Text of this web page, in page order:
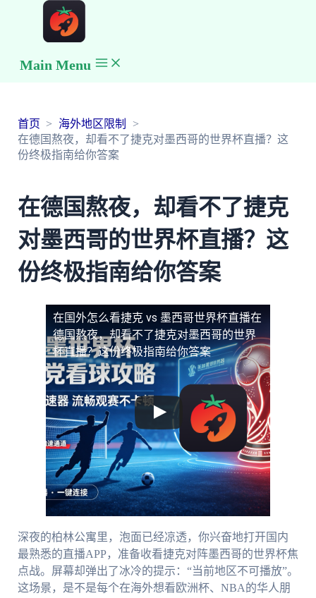
Main Menu
首页
海外地区限制
在德国熬夜，却看不了捷克对墨西哥的世界杯直播？这
份终极指南给你答案
在德国熬夜，却看不了捷克
对墨西哥的世界杯直播？这
份终极指南给你答案
在国外怎么看捷克 vs 墨西哥世界杯直播在
德国熬夜，却看不了捷克对墨西哥的世界
杯直播？这份终极指南给你答案
深夜的柏林公寓里，泡面已经凉透，你兴奋地打开国内
最熟悉的直播APP，准备收看捷克对阵墨西哥的世界杯焦
点战。屏幕却弹出了冰冷的提示：“当前地区不可播放”。
这场景，是不是每个在海外想看欧洲杯、NBA的华人朋